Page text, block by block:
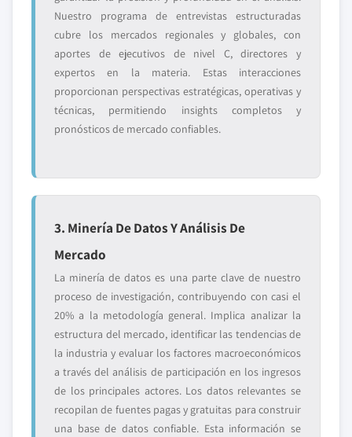
Nuestro programa de entrevistas estructuradas
cubre los mercados regionales y globales, con
aportes de ejecutivos de nivel C, directores y
expertos en la materia. Estas interacciones
proporcionan perspectivas estratégicas, operativas y
técnicas, permitiendo insights completos y
pronósticos de mercado confiables.
3. Minería De Datos Y Análisis De
Mercado
La minería de datos es una parte clave de nuestro
proceso de investigación, contribuyendo con casi el
20% a la metodología general. Implica analizar la
estructura del mercado, identificar las tendencias de
la industria y evaluar los factores macroeconómicos
a través del análisis de participación en los ingresos
de los principales actores. Los datos relevantes se
recopilan de fuentes pagas y gratuitas para construir
una base de datos confiable. Esta información se